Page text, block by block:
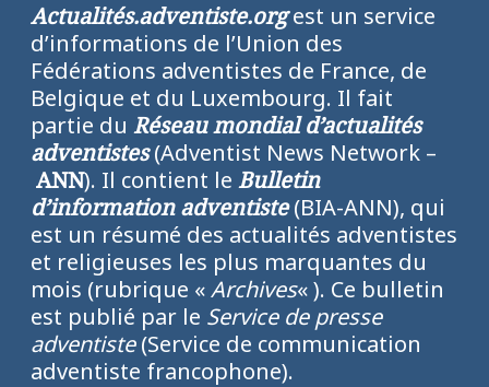
Actualités.adventiste.orgest un service
d’informations de l’Union des
Fédérations adventistes de France, de
Belgique et du Luxembourg. Il fait
partie du Réseau mondial d’actualités
adventistes(Adventist News Network –
ANN). Il contient le Bulletin
d’information adventiste(BIA-ANN), qui
est un résumé des actualités adventistes
et religieuses les plus marquantes du
mois (rubrique «Archives« ). Ce bulletin
est publié par le Service de presse
adventiste(Service de communication
adventiste francophone).